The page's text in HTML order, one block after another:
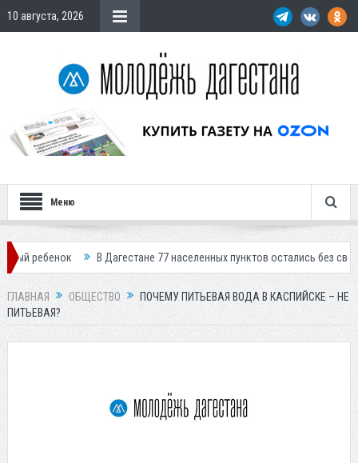
10 августа, 2026
Меню
В Дагестане 77 населенных пунктов остались без света В
ГЛАВНАЯ ОБЩЕСТВО
ПОЧЕМУ ПИТЬЕВАЯ ВОДА В КАСПИЙСКЕ – НЕ
ПИТЬЕВАЯ?